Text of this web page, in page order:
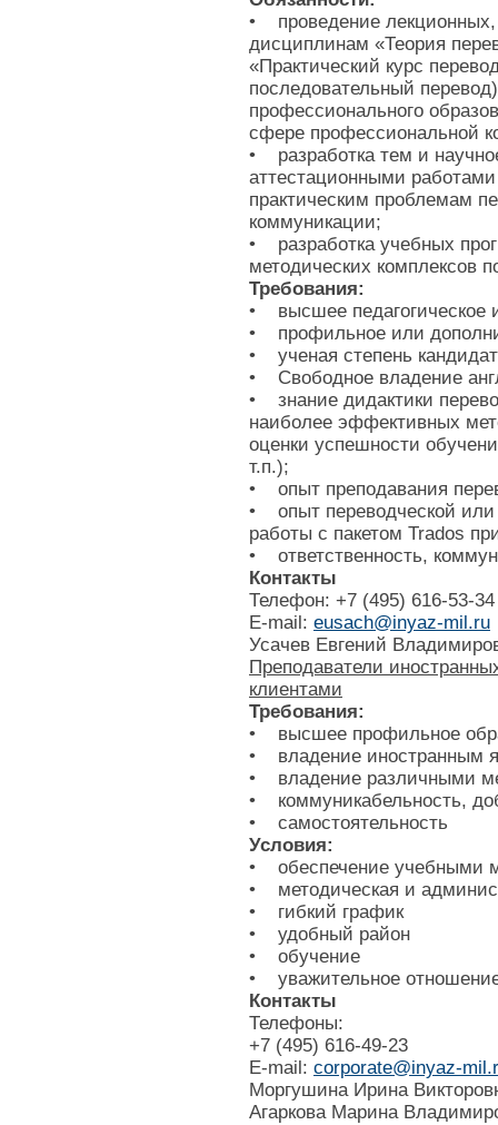
• проведение лекционных,
дисциплинам «Теория
«Практический курс
последовательный
профессионального
сфере профессиональной
• разработка тем и
аттестационными
практическим проблемам
коммуникации;
• разработка учебных
методических комплексов
Требования:
• высшее педагогическое
• профильное или
• ученая степень
• Свободное владение
• знание дидактики
наиболее эффективных
оценки успешности
т.п.);
• опыт преподавания
• опыт переводческой или
работы с пакетом Trados
• ответственность,
Контакты
Телефон: +7 (495) 616-53-34
E-mail: eusach@inyaz-mil.ru
Усачев Евгений
Преподаватели
клиентами
Требования:
• высшее профильное
• владение иностранным
• владение различными
• коммуникабельность,
• самостоятельность
Условия:
• обеспечение учебными
• методическая и
• гибкий график
• удобный район
• обучение
• уважительное
Контакты
Телефоны:
+7 (495) 616-49-23
E-mail: corporate@inyaz-
Моргушина Ирина
Агаркова Марина